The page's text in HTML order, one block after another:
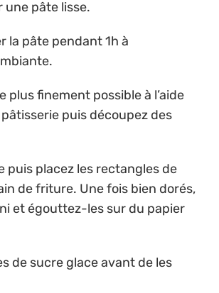
une pâte lisse.
la pâte pendant 1h à
plus finement possible à l’aide
pâtisserie puis découpez des
puis placez les rectangles de
de friture. Une fois bien dorés,
et égouttez-les sur du papier
de sucre glace avant de les